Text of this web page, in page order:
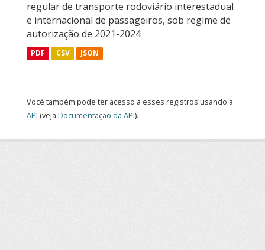
regular de transporte rodoviário interestadual
e internacional de passageiros, sob regime de
autorização de 2021-2024
PDF CSV JSON
Você também pode ter acesso a esses registros usando a
API (veja Documentação da API).